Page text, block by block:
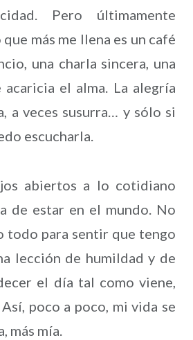
Pero últimamente
más me llena es un café
una charla sincera, una
acaricia el alma. La alegría
a veces susurra… y sólo si
escucharla.
abiertos a lo cotidiano
de estar en el mundo. No
todo para sentir que tengo
lección de humildad y de
el día tal como viene,
poco a poco, mi vida se
más mía.